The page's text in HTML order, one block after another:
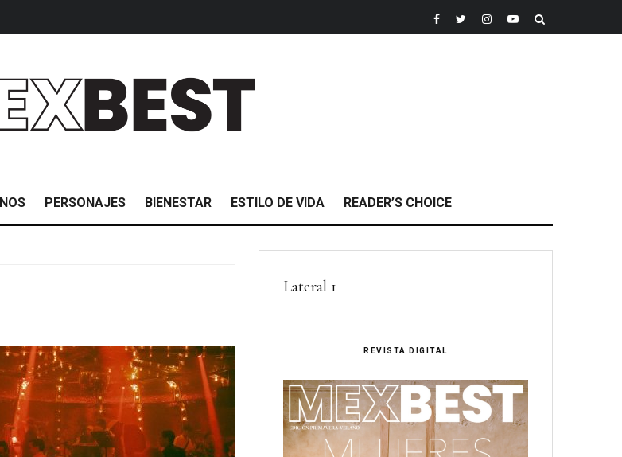
PERSONAJES BIENESTAR ESTILO DE VIDA READER’S CHOICE
Lateral 1
REVISTA DIGITAL